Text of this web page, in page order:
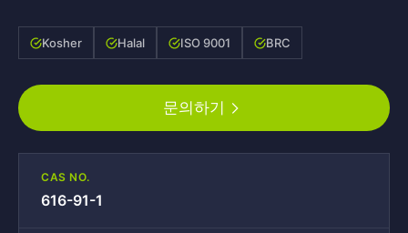
Kosher Halal ISO 9001 BRC
문의하기
CAS NO.
616-91-1